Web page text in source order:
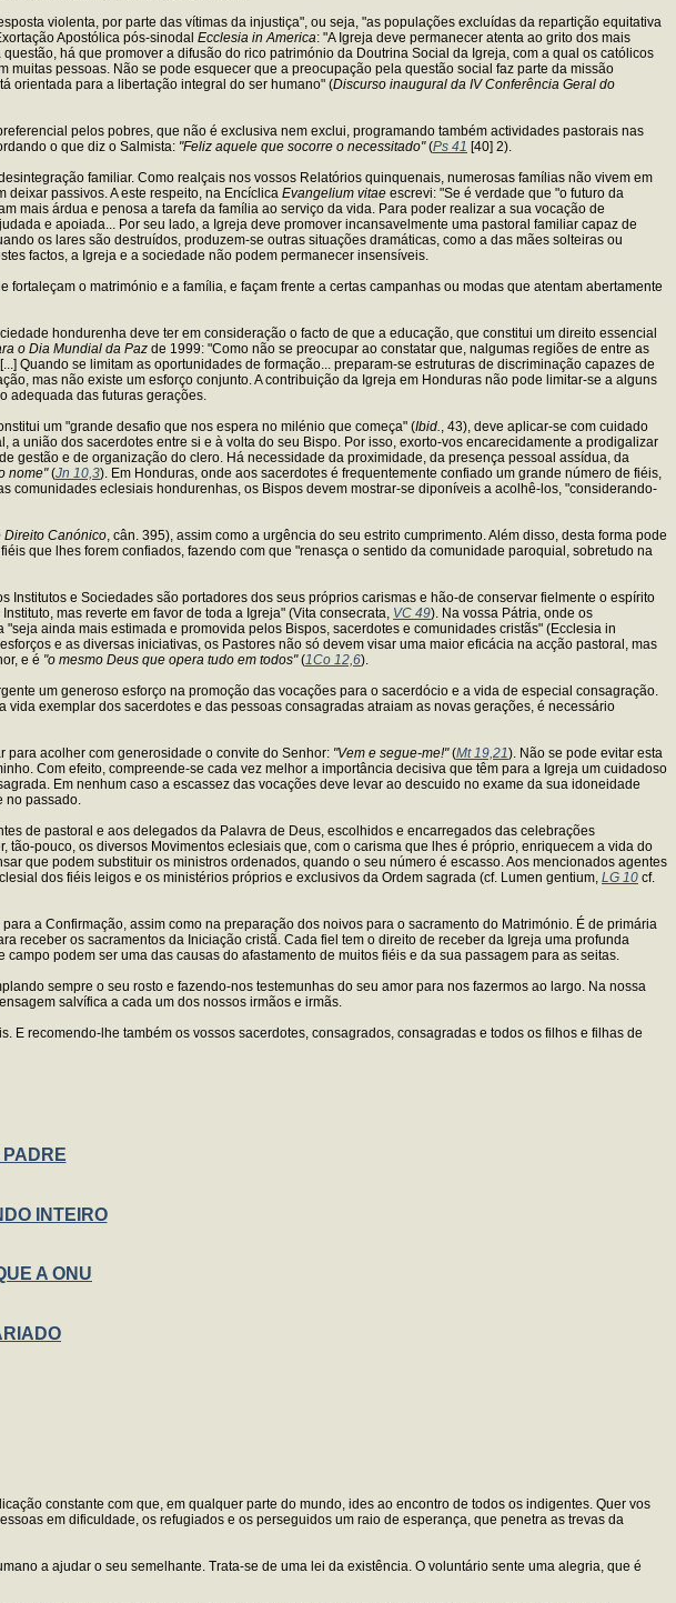
violenta, por parte das vítimas da injustiça", ou seja, "as populações excluídas da repartição equitativa
Apostólica pós-sinodal Ecclesia in America: "A Igreja deve permanecer atenta ao grito dos mais
há que promover a difusão do rico património da Doutrina Social da Igreja, com a qual os católicos
pessoas. Não se pode esquecer que a preocupação pela questão social faz parte da missão
orientada para a libertação integral do ser humano" (Discurso inaugural da IV Conferência Geral do
pelos pobres, que não é exclusiva nem exclui, programando também actividades pastorais nas
o que diz o Salmista: "Feliz aquele que socorre o necessitado"(Ps 41 [40] 2).
familiar. Como realçais nos vossos Relatórios quinquenais, numerosas famílias não vivem em
passivos. A este respeito, na Encíclica Evangelium vitae escrevi: "Se é verdade que "o futuro da
mais árdua e penosa a tarefa da família ao serviço da vida. Para poder realizar a sua vocação de
e apoiada... Por seu lado, a Igreja deve promover incansavelmente uma pastoral familiar capaz de
os lares são destruídos, produzem-se outras situações dramáticas, como a das mães solteiras ou
factos, a Igreja e a sociedade não podem permanecer insensíveis.
o matrimónio e a família, e façam frente a certas campanhas ou modas que atentam abertamente
hondurenha deve ter em consideração o facto de que a educação, que constitui um direito essencial
o Dia Mundial da Paz de 1999: "Como não se preocupar ao constatar que, nalgumas regiões de entre as
Quando se limitam as oportunidades de formação... preparam-se estruturas de discriminação capazes de
mas não existe um esforço conjunto. A contribuição da Igreja em Honduras não pode limitar-se a alguns
adequada das futuras gerações.
um "grande desafio que nos espera no milénio que começa" (Ibid.
, 43), deve aplicar-se com cuidado
união dos sacerdotes entre si e à volta do seu Bispo. Por isso, exorto-vos encarecidamente a prodigalizar
gestão e de organização do clero. Há necessidade da proximidade, da presença pessoal assídua, da
nome"(Jn 10,3). Em Honduras, onde aos sacerdotes é frequentemente confiado um grande número de fiéis,
eclesiais hondurenhas, os Bispos devem mostrar-se diponíveis a acolhê-los, "considerando-
Direito Canónico , cân. 395), assim como a urgência do seu estrito cumprimento. Além disso, desta forma pode
que lhes forem confiados, fazendo com que "renasça o sentido da comunidade paroquial, sobretudo na
e Sociedades são portadores dos seus próprios carismas e hão-de conservar fielmente o espírito
mas reverte em favor de toda a Igreja" (Vita consecrata, VC 49). Na vossa Pátria, onde os
ainda mais estimada e promovida pelos Bispos, sacerdotes e comunidades cristãs" (Ecclesia in
e as diversas iniciativas, os Pastores não só devem visar uma maior eficácia na acção pastoral, mas
e é "o mesmo Deus que opera tudo em todos"(1Co 12,6).
um generoso esforço na promoção das vocações para o sacerdócio e a vida de especial consagração.
vida exemplar dos sacerdotes e das pessoas consagradas atraiam as novas gerações, é necessário
acolher com generosidade o convite do Senhor: "Vem e segue-me!"(Mt 19,21). Não se pode evitar esta
Com efeito, compreende-se cada vez melhor a importância decisiva que têm para a Igreja um cuidadoso
Em nenhum caso a escassez das vocações deve levar ao descuido no exame da sua idoneidade
passado.
de pastoral e aos delegados da Palavra de Deus, escolhidos e encarregados das celebrações
pouco, os diversos Movimentos eclesiais que, com o carisma que lhes é próprio, enriquecem a vida do
que podem substituir os ministros ordenados, quando o seu número é escasso. Aos mencionados agentes
dos fiéis leigos e os ministérios próprios e exclusivos da Ordem sagrada (cf. Lumen gentium, LG 10 cf.
a Confirmação, assim como na preparação dos noivos para o sacramento do Matrimónio. É de primária
receber os sacramentos da Iniciação cristã. Cada fiel tem o direito de receber da Igreja uma profunda
podem ser uma das causas do afastamento de muitos fiéis e da sua passagem para as seitas.
sempre o seu rosto e fazendo-nos testemunhas do seu amor para nos fazermos ao largo. Na nossa
salvífica a cada um dos nossos irmãos e irmãs.
recomendo-lhe também os vossos sacerdotes, consagrados, consagradas e todos os filhos e filhas de
PADRE
INTEIRO
A ONU
constante com que, em qualquer parte do mundo, ides ao encontro de todos os indigentes. Quer vos
em dificuldade, os refugiados e os perseguidos um raio de esperança, que penetra as trevas da
a ajudar o seu semelhante. Trata-se de uma lei da existência. O voluntário sente uma alegria, que é